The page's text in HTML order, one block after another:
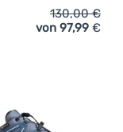
Speedcross
Vergleich
130,00€
von 97,99 €